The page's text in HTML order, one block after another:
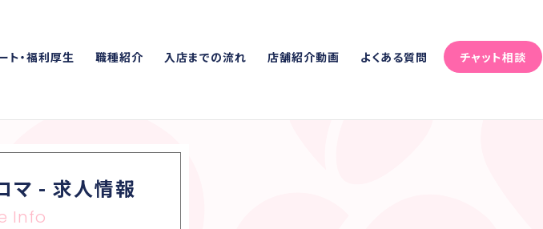
ト・福利厚生 職種紹介 入店までの流れ 店舗紹介動画 よくある質問 チャット相談
マ - 求人情報
Info